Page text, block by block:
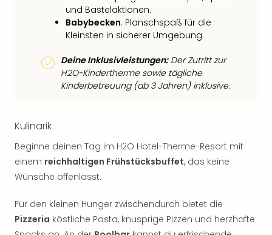
und Bastelaktionen.
Babybecken: Planschspaß für die
Kleinsten in sicherer Umgebung.
Deine Inklusivleistungen:Der Zutritt zur
H2O-Kindertherme sowie tägliche
Kinderbetreuung (ab 3 Jahren) inklusive.
Kulinarik
Beginne deinen Tag im H2O Hotel-Therme-Resort mit
einem reichhaltigen Frühstücksbuffet, das keine
Wünsche offenlässt.
Für den kleinen Hunger zwischendurch bietet die
Pizzeria köstliche Pasta, knusprige Pizzen und herzhafte